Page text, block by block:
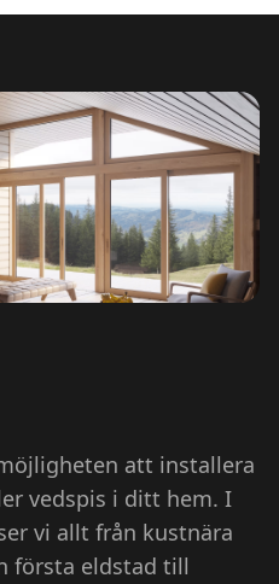
att installera
vedspis i ditt hem. I
vi allt från kustnära
första eldstad till